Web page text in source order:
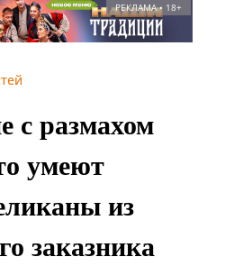
РЕКЛАМА • 18+
с размахом
умеют
из
заказника